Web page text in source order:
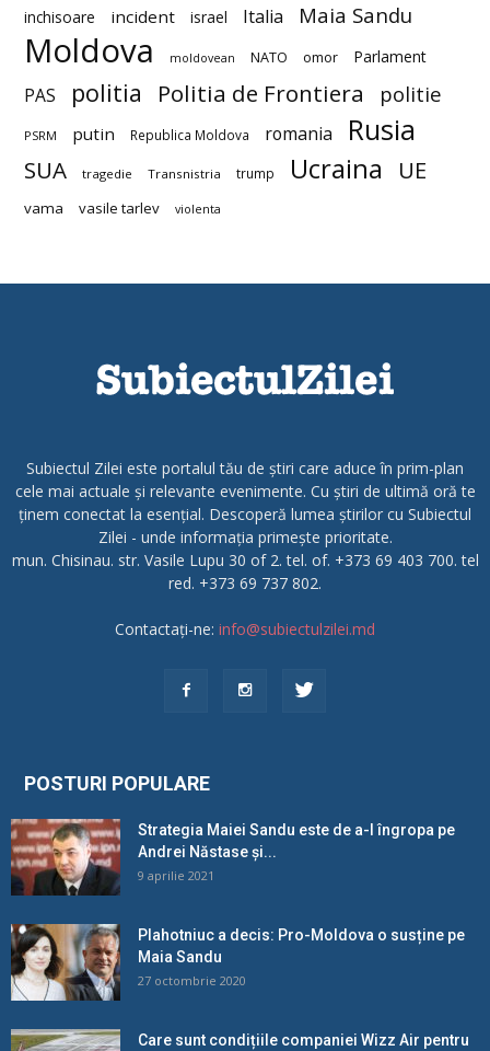
inchisoare incident israel Italia Maia Sandu
Moldova moldovean NATO omor Parlament
PAS politia Politia de Frontiera politie
PSRM putin Republica Moldova romania Rusia
SUA tragedie Transnistria trump Ucraina UE
vama vasile tarlev violenta
Subiectul Zilei este portalul tău de știri care aduce în prim-plan
cele mai actuale și relevante evenimente. Cu știri de ultimă oră te
ținem conectat la esențial. Descoperă lumea știrilor cu Subiectul
Zilei - unde informația primește prioritate.
mun. Chisinau. str. Vasile Lupu 30 of 2. tel. of. +373 69 403 700. tel
red. +373 69 737 802.
Contactați-ne: info@subiectulzilei.md
POSTURI POPULARE
Strategia Maiei Sandu este de a-l îngropa pe
Andrei Năstase și...
9 aprilie 2021
Plahotniuc a decis: Pro-Moldova o susține pe
Maia Sandu
27 octombrie 2020
Care sunt condițiile companiei Wizz Air pentru